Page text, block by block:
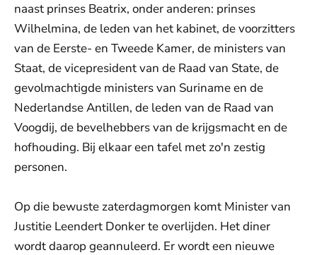
naast prinses Beatrix, onder anderen: prinses
Wilhelmina, de leden van het kabinet, de voorzitters
van de Eerste- en Tweede Kamer, de ministers van
Staat, de vicepresident van de Raad van State, de
gevolmachtigde ministers van Suriname en de
Nederlandse Antillen, de leden van de Raad van
Voogdij, de bevelhebbers van de krijgsmacht en de
hofhouding. Bij elkaar een tafel met zo'n zestig
personen.
Op die bewuste zaterdagmorgen komt Minister van
Justitie Leendert Donker te overlijden. Het diner
wordt daarop geannuleerd. Er wordt een nieuwe